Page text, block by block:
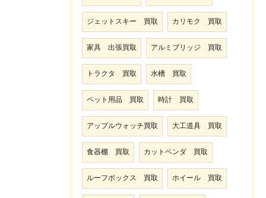
ジェットスキー 買取 カリモク 買取
家具 出張買取 アルミブリッジ 買取
トラクタ 買取 水槽 買取
ペット用品 買取 時計 買取
アップルウォッチ買取 大工道具 買取
食器棚 買取 カットベンダ 買取
ルーフボックス 買取 ホイール 買取